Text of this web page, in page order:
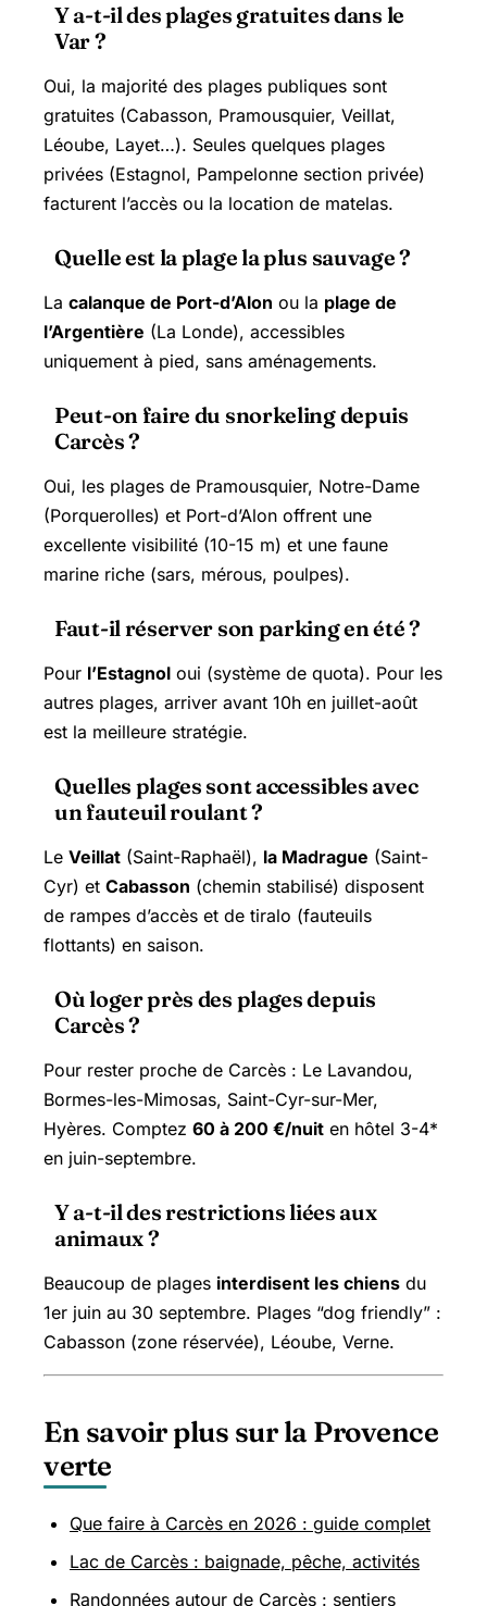
Y a-t-il des plages gratuites dans le
Var ?
Oui, la majorité des plages publiques sont
gratuites (Cabasson, Pramousquier, Veillat,
Léoube, Layet…). Seules quelques plages
privées (Estagnol, Pampelonne section privée)
facturent l’accès ou la location de matelas.
Quelle est la plage la plus sauvage ?
La calanque de Port-d’Alon ou la plage de
l’Argentière (La Londe), accessibles
uniquement à pied, sans aménagements.
Peut-on faire du snorkeling depuis
Carcès ?
Oui, les plages de Pramousquier, Notre-Dame
(Porquerolles) et Port-d’Alon offrent une
excellente visibilité (10-15 m) et une faune
marine riche (sars, mérous, poulpes).
Faut-il réserver son parking en été ?
Pour l’Estagnol oui (système de quota). Pour les
autres plages, arriver avant 10h en juillet-août
est la meilleure stratégie.
Quelles plages sont accessibles avec
un fauteuil roulant ?
Le Veillat (Saint-Raphaël), la Madrague (Saint-
Cyr) et Cabasson (chemin stabilisé) disposent
de rampes d’accès et de tiralo (fauteuils
flottants) en saison.
Où loger près des plages depuis
Carcès ?
Pour rester proche de Carcès : Le Lavandou,
Bormes-les-Mimosas, Saint-Cyr-sur-Mer,
Hyères. Comptez 60 à 200 €/nuit en hôtel 3-4*
en juin-septembre.
Y a-t-il des restrictions liées aux
animaux ?
Beaucoup de plages interdisent les chiens du
1er juin au 30 septembre. Plages “dog friendly” :
Cabasson (zone réservée), Léoube, Verne.
En savoir plus sur la Provence
verte
Que faire à Carcès en 2026 : guide complet
Lac de Carcès : baignade, pêche, activités
Randonnées autour de Carcès : sentiers